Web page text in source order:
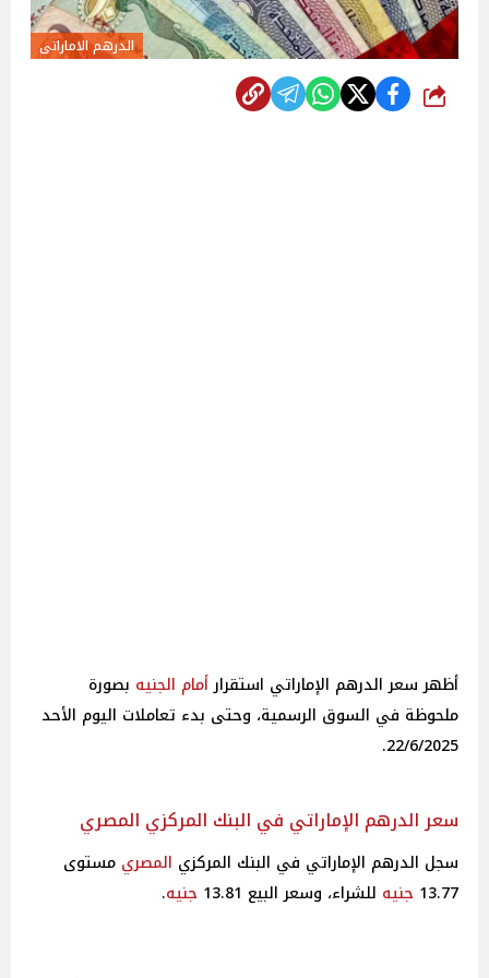
الدرهم الاماراتى
شارك
أظهر سعر الدرهم الإماراتي استقرارأمام الجنيه بصورة
ملحوظة في السوق الرسمية، وحتى بدء تعاملات اليوم الأحد
22/6/2025.
سعر الدرهم الإماراتي في البنك المركزي المصري
سجل الدرهم الإماراتي في البنك المركزي المصري مستوى
13.77 جنيه للشراء، وسعر البيع 13.81 جنيه.